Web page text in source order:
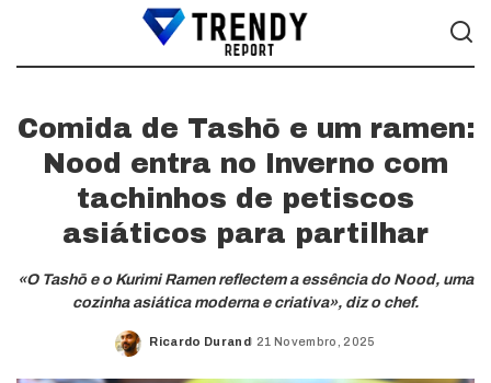
Comida de Tashō e um ramen:
Nood entra no Inverno com
tachinhos de petiscos
asiáticos para partilhar
«O Tashō e o Kurimi Ramen reflectem a essência do Nood, uma
cozinha asiática moderna e criativa», diz o chef.
Posted
Ricardo Durand 21 Novembro, 2025